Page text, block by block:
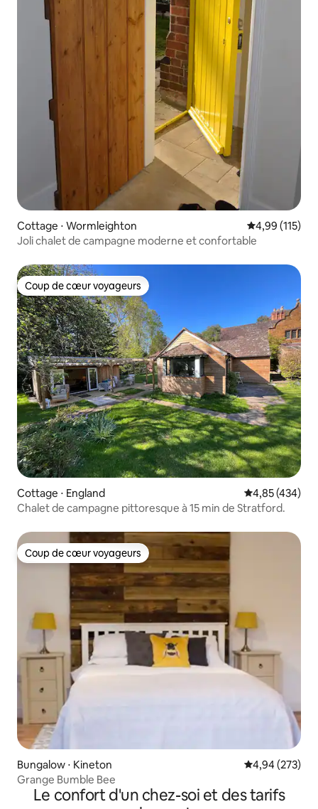
Cottage ⋅ Wormleighton Évaluation
4,99 (115)
Joli chalet de campagne moderne et confortable
Coup de cœur voyageurs
Coup de cœur voyageurs
Cottage ⋅ England Évaluation
4,85 (434)
Chalet de campagne pittoresque à 15 min de Stratford.
Coup de cœur voyageurs
Coup de cœur voyageurs
Bungalow ⋅ Kineton Évaluation
4,94 (273)
Grange Bumble Bee
Le confort d'un chez-soi et des tarifs